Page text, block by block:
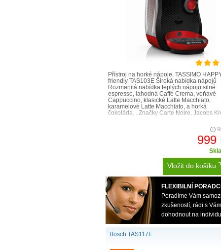
Čím je kávovar
Systém One Touch.
Váš oblíbený nápoj jednoduše
Přístroj na horké nápoje, TASSIMO
friendly TAS103E Široká nabídka nápojů
Rozmanitá nabídka teplých nápojů silné
espresso, lahodná Caffé Crema, voňavé
Cappuccino, klasické Latte Macchiato,
karamelové Latte Macchiato, a horká
čokoláda, . Značky Carte Noire, Jacobs
999
Vložit do košíku
FLEXIBILNÍ
Poradíme Vám
zkušeností, rádi s
dohodnout na
Bosch TAS117E